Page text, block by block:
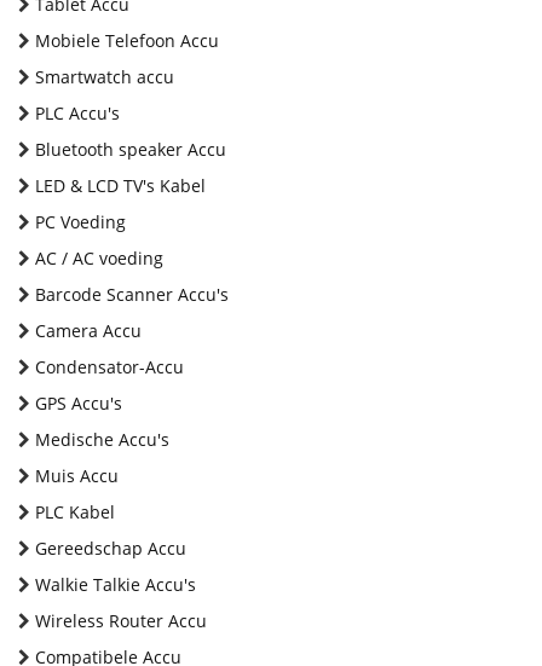
Mobiele Telefoon Accu
Smartwatch accu
PLC Accu's
Bluetooth speaker Accu
LED & LCD TV's Kabel
PC Voeding
AC / AC voeding
Barcode Scanner Accu's
Camera Accu
Condensator-Accu
GPS Accu's
Medische Accu's
Muis Accu
PLC Kabel
Gereedschap Accu
Walkie Talkie Accu's
Wireless Router Accu
Compatibele Accu